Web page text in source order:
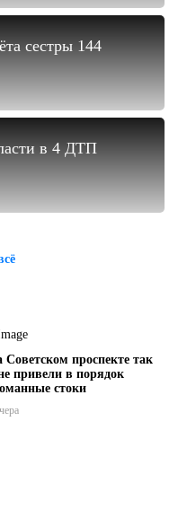
сестры 144
в 4 ДТП
Советском проспекте так
привели в порядок
стоки